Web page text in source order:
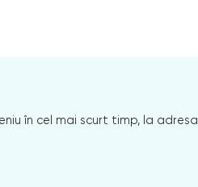
în cel mai scurt timp, la adresa